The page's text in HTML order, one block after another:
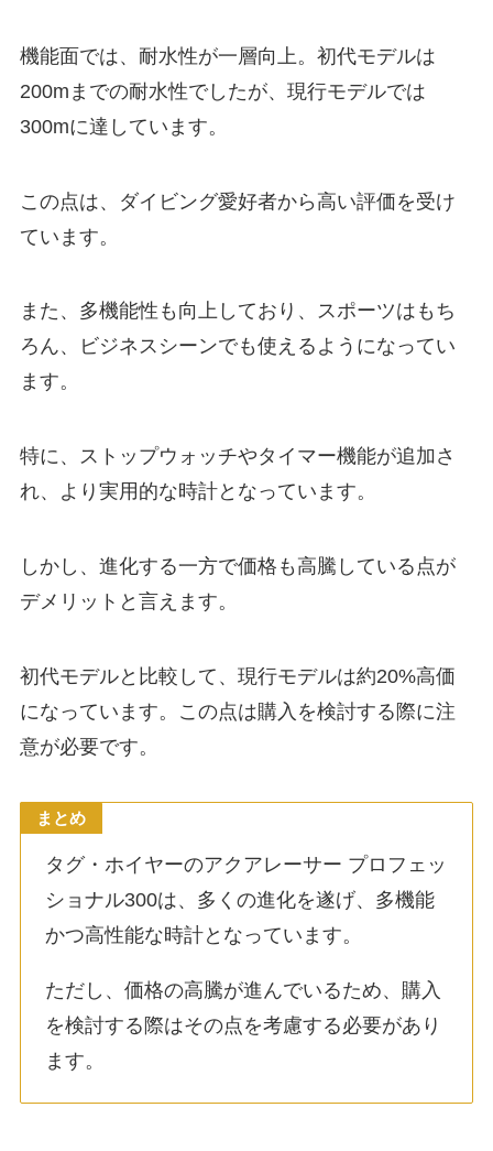
機能面では、耐水性が一層向上。初代モデルは
200mまでの耐水性でしたが、現行モデルでは
300mに達しています。
この点は、ダイビング愛好者から高い評価を受け
ています。
また、多機能性も向上しており、スポーツはもち
ろん、ビジネスシーンでも使えるようになってい
ます。
特に、ストップウォッチやタイマー機能が追加さ
れ、より実用的な時計となっています。
しかし、進化する一方で価格も高騰している点が
デメリットと言えます。
初代モデルと比較して、現行モデルは約20%高価
になっています。この点は購入を検討する際に注
意が必要です。
まとめ
タグ・ホイヤーのアクアレーサー プロフェッ
ショナル300は、多くの進化を遂げ、多機能
かつ高性能な時計となっています。
ただし、価格の高騰が進んでいるため、購入
を検討する際はその点を考慮する必要があり
ます。